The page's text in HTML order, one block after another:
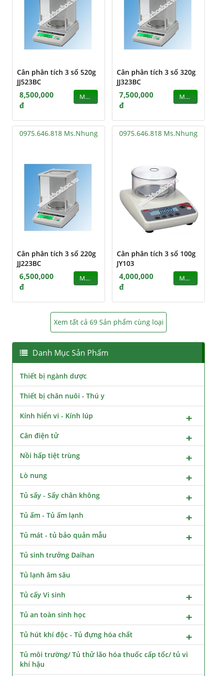
Cân phân tích 3 số 520g
JJ523BC
8,500,000
đ
MUA
Cân phân tích 3 số 320g
JJ323BC
7,500,000
đ
MUA
0975.646.818 Ms.Nhung
Cân phân tích 3 số 220g
JJ223BC
6,500,000
đ
MUA
0975.646.818 Ms.Nhung
Cân phân tích 3 số 100g
JY103
4,000,000
đ
MUA
Xem tất cả 69 Sản phẩm cùng loại
Danh Mục Sản Phẩm
Thiết bị ngành dược
Thiết bị chăn nuôi - Thú y
Kính hiển vi - Kính lúp
Cân điện tử
Nồi hấp tiệt trùng
Lò nung
Tủ sấy - Sấy chân không
Tủ ấm - Tủ ấm lạnh
Tủ mát - tủ bảo quản mẫu
Tủ sinh trưởng Daihan
Tủ lạnh âm sâu
Tủ cấy Vi sinh
Tủ an toàn sinh học
Tủ hút khí độc - Tủ đựng hóa chất
Tủ môi trường/ Tủ thử lão hóa thuốc cấp tốc/ tủ vi
khí hậu